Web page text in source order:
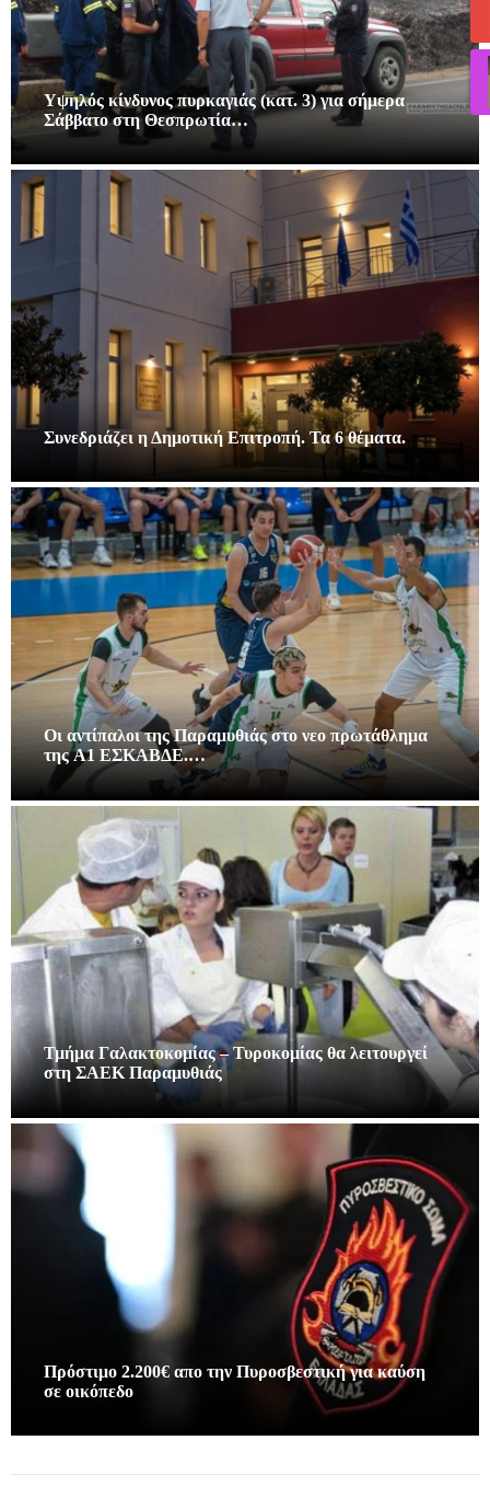
Υψηλός κίνδυνος πυρκαγιάς (κατ. 3) για σήμερα
Σάββατο στη Θεσπρωτία…
Συνεδριάζει η Δημοτική Επιτροπή. Τα 6 θέματα.
Οι αντίπαλοι της Παραμυθιάς στο νεο πρωτάθλημα
της A1 ΕΣΚΑΒΔΕ.…
Τμήμα Γαλακτοκομίας – Τυροκομίας θα λειτουργεί
στη ΣΑΕΚ Παραμυθιάς
Πρόστιμο 2.200€ απο την Πυροσβεστική για καύση
σε οικόπεδο